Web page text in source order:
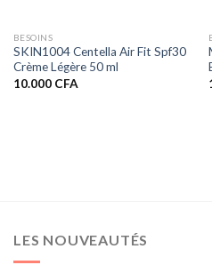
BESOINS
SKIN1004 Centella Air Fit Spf30
Crème Légère 50 ml
10.000 CFA
LES NOUVEAUTÉS